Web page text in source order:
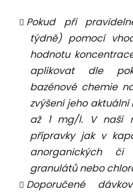
Pokud při
týdně) pomocí
hodnotu
aplikovat dle
bazénové chemie
zvýšení jeho
až 1 mg/l. V naší
přípravky jak v
anorganických či
granulátů nebo
Doporučené